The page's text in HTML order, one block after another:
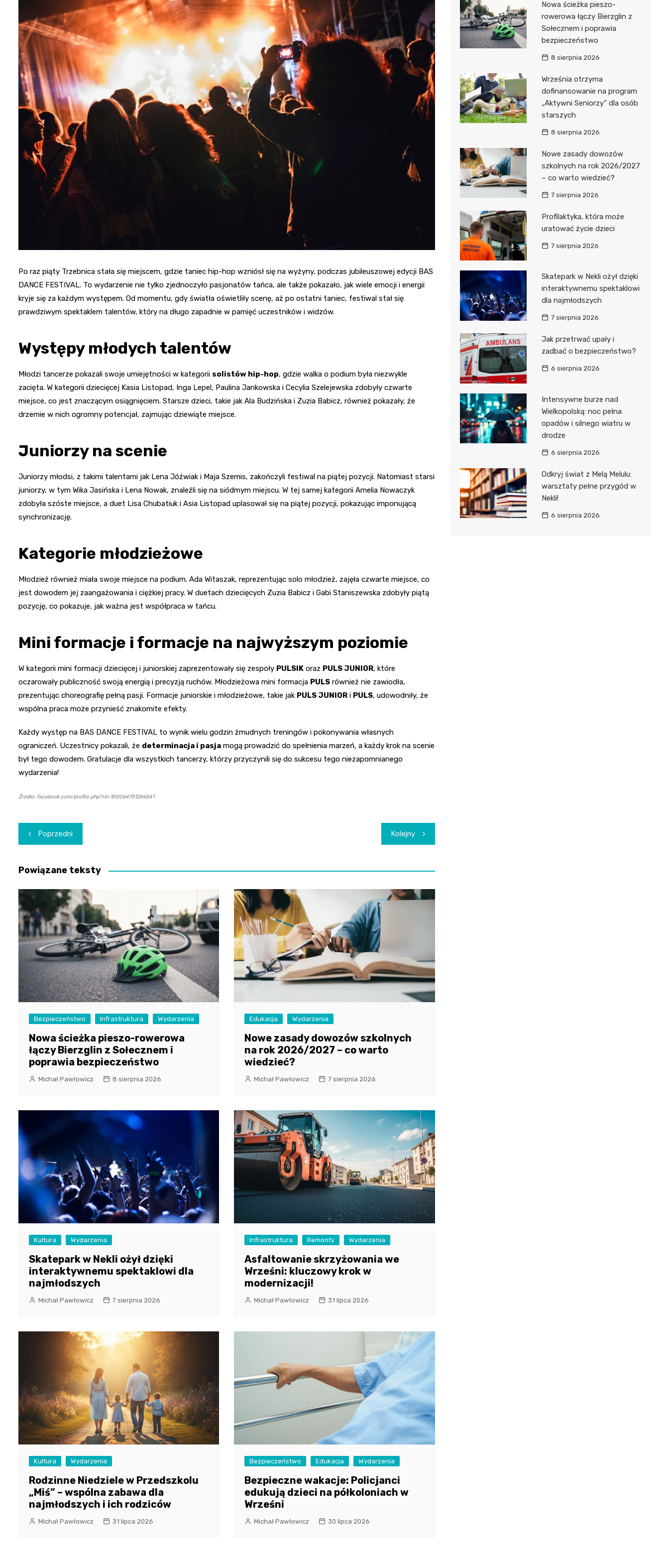
Dzieci Wrzesińskich
Park Miejski im. Dzieci
Wrzesińskich
Amfiteatr im. Anny Jantar
Jump World Września
Wrzesińska Strefa
Aktywności
Pałac w Miłosławiu
Izba Pamięci Reymonta
Rezerwat Czeszewski Las
Po raz piąty Trzebnica stała się miejscem, gdzie taniec hip-hop wzniósł się na wyżyny, podczas jubileuszowej edycji BAS
DANCE FESTIVAL. To wydarzenie nie tylko zjednoczyło pasjonatów tańca, ale także pokazało, jak wiele emocji i energii
kryje się za każdym występem. Od momentu, gdy światła oświetliły scenę, aż po ostatni taniec, festiwal stał się
prawdziwym spektaklem talentów, który na długo zapadnie w pamięć uczestników i widzów.
Występy młodych talentów
Młodzi tancerze pokazali swoje umiejętności w kategorii solistów hip-hop, gdzie walka o podium była niezwykle
zacięta. W kategorii dziecięcej Kasia Listopad, Inga Lepel, Paulina Jankowska i Cecylia Szelejewska zdobyły czwarte
miejsce, co jest znaczącym osiągnięciem. Starsze dzieci, takie jak Ala Budzińska i Zuzia Babicz, również pokazały, że
drzemie w nich ogromny potencjał, zajmując dziewiąte miejsce.
Juniorzy na scenie
Juniorzy młodsi, z takimi talentami jak Lena Jóźwiak i Maja Szemis, zakończyli festiwal na piątej pozycji. Natomiast starsi
juniorzy, w tym Wika Jasińska i Lena Nowak, znaleźli się na siódmym miejscu. W tej samej kategorii Amelia Nowaczyk
zdobyła szóste miejsce, a duet Lisa Chubatiuk i Asia Listopad uplasował się na piątej pozycji, pokazując imponującą
synchronizację.
Kategorie młodzieżowe
Młodzież również miała swoje miejsce na podium. Ada Witaszak, reprezentując solo młodzież, zajęła czwarte miejsce, co
jest dowodem jej zaangażowania i ciężkiej pracy. W duetach dziecięcych Zuzia Babicz i Gabi Staniszewska zdobyły piątą
pozycję, co pokazuje, jak ważna jest współpraca w tańcu.
Mini formacje i formacje na najwyższym poziomie
W kategorii mini formacji dziecięcej i juniorskiej zaprezentowały się zespoły PULSIK oraz PULS JUNIOR, które
oczarowały publiczność swoją energią i precyzją ruchów. Młodzieżowa mini formacja PULS również nie zawiodła,
prezentując choreografię pełną pasji. Formacje juniorskie i młodzieżowe, takie jak PULS JUNIOR i PULS, udowodniły, że
wspólna praca może przynieść znakomite efekty.
Każdy występ na BAS DANCE FESTIVAL to wynik wielu godzin żmudnych treningów i pokonywania własnych
ograniczeń. Uczestnicy pokazali, że determinacja i pasja mogą prowadzić do spełnienia marzeń, a każdy krok na scenie
był tego dowodem. Gratulacje dla wszystkich tancerzy, którzy przyczynili się do sukcesu tego niezapomnianego
wydarzenia!
Źródło: facebook.com/profile.php?id=100064751286541
Nawigacja
wpisu
Poprzedni Kolejny
Powiązane teksty
Bezpieczeństwo Infrastruktura Wydarzenia
Nowa ścieżka pieszo-rowerowa
łączy Bierzglin z Sołecznem i
poprawia bezpieczeństwo
Michał Pawłowicz 8 sierpnia 2026
Edukacja Wydarzenia
Nowe zasady dowozów szkolnych
na rok 2026/2027 – co warto
wiedzieć?
Michał Pawłowicz 7 sierpnia 2026
Kultura Wydarzenia
Skatepark w Nekli ożył dzięki
interaktywnemu spektaklowi dla
najmłodszych
Michał Pawłowicz 7 sierpnia 2026
Infrastruktura Remonty Wydarzenia
Asfaltowanie skrzyżowania we
Wrześni: kluczowy krok w
modernizacji!
Michał Pawłowicz 31 lipca 2026
Kultura Wydarzenia
Rodzinne Niedziele w Przedszkolu
„Miś” – wspólna zabawa dla
najmłodszych i ich rodziców
Michał Pawłowicz 31 lipca 2026
Bezpieczeństwo Edukacja Wydarzenia
Bezpieczne wakacje: Policjanci
edukują dzieci na półkoloniach w
Wrześni
Michał Pawłowicz 30 lipca 2026
Nowa ścieżka pieszo-
rowerowa łączy Bierzglin z
Sołecznem i poprawia
bezpieczeństwo
8 sierpnia 2026
Września otrzyma
dofinansowanie na program
„Aktywni Seniorzy” dla osób
starszych
8 sierpnia 2026
Nowe zasady dowozów
szkolnych na rok 2026/2027
– co warto wiedzieć?
7 sierpnia 2026
Profilaktyka, która może
uratować życie dzieci
7 sierpnia 2026
Skatepark w Nekli ożył dzięki
interaktywnemu spektaklowi
dla najmłodszych
7 sierpnia 2026
Jak przetrwać upały i
zadbać o bezpieczeństwo?
6 sierpnia 2026
Intensywne burze nad
Wielkopolską: noc pełna
opadów i silnego wiatru w
drodze
6 sierpnia 2026
Odkryj świat z Melą Melulu:
warsztaty pełne przygód w
Nekli!
6 sierpnia 2026